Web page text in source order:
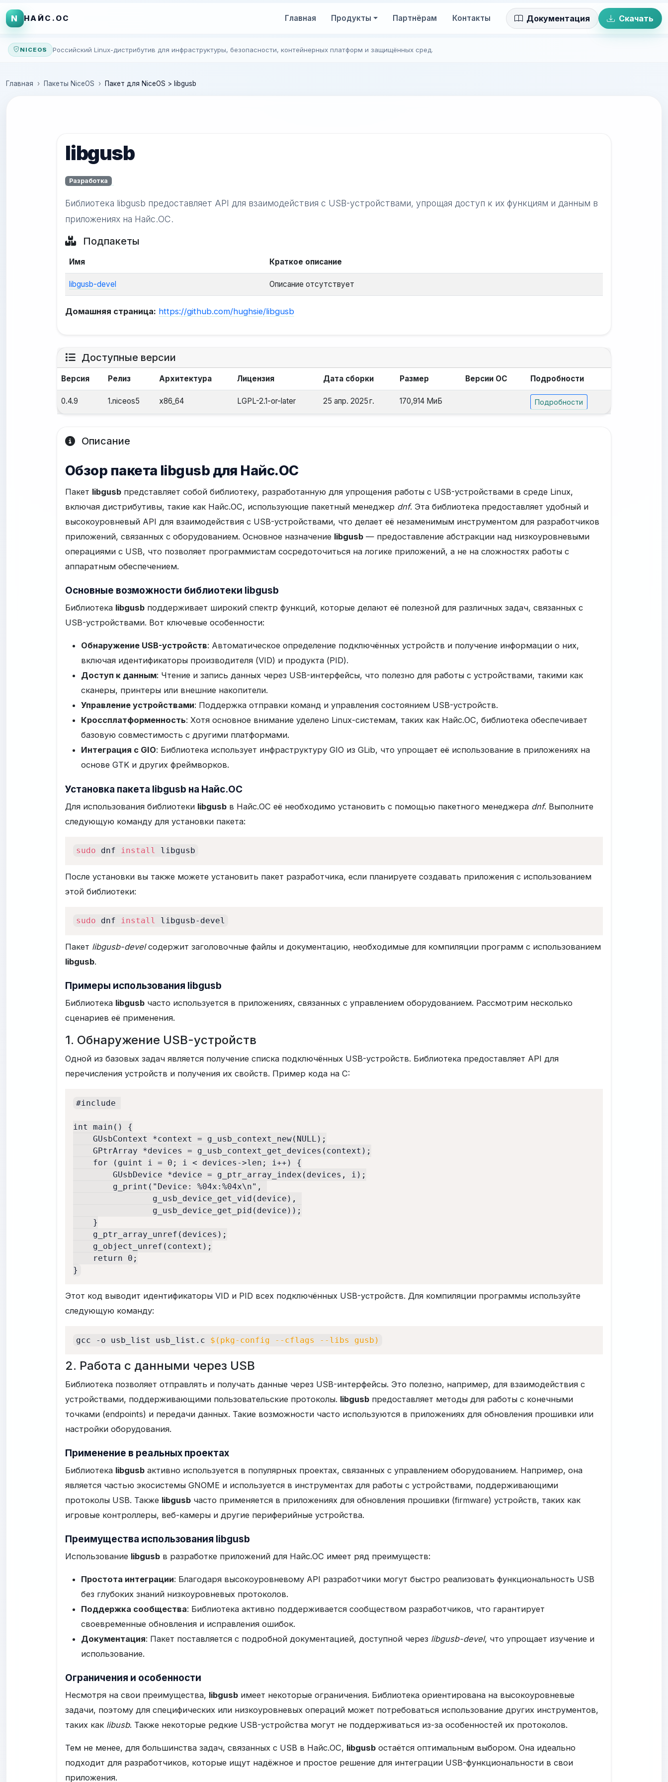
N НАЙС.ОС Главная Продукты Партнёрам Контакты Документация Скачать
NICEOS Российский Linux-дистрибутив для инфраструктуры, безопасности, контейнерных платформ и защищённых сред.
Главная Пакеты NiceOS Пакет для NiceOS > libgusb
libgusb
Разработка
Библиотека libgusb предоставляет API для взаимодействия с USB-устройствами, упрощая доступ к их функциям и данным в
приложениях на Найс.ОС.
Подпакеты
Имя Краткое описание
libgusb-devel Описание отсутствует
Домашняя страница: https://github.com/hughsie/libgusb
Доступные версии
Версия Релиз Архитектура Лицензия Дата сборки Размер Версии ОС Подробности
0.4.9 1.niceos5 x86_64 LGPL-2.1-or-later 25 апр. 2025 г. 170,914 МиБ Подробности
Описание
Обзор пакета libgusb для Найс.ОС
Пакет libgusb представляет собой библиотеку, разработанную для упрощения работы с USB-устройствами в среде Linux,
включая дистрибутивы, такие как Найс.ОС, использующие пакетный менеджер dnf. Эта библиотека предоставляет удобный и
высокоуровневый API для взаимодействия с USB-устройствами, что делает её незаменимым инструментом для разработчиков
приложений, связанных с оборудованием. Основное назначение libgusb — предоставление абстракции над низкоуровневыми
операциями с USB, что позволяет программистам сосредоточиться на логике приложений, а не на сложностях работы с
аппаратным обеспечением.
Основные возможности библиотеки libgusb
Библиотека libgusb поддерживает широкий спектр функций, которые делают её полезной для различных задач, связанных с
USB-устройствами. Вот ключевые особенности:
Обнаружение USB-устройств: Автоматическое определение подключённых устройств и получение информации о них,
включая идентификаторы производителя (VID) и продукта (PID).
Доступ к данным: Чтение и запись данных через USB-интерфейсы, что полезно для работы с устройствами, такими как
сканеры, принтеры или внешние накопители.
Управление устройствами: Поддержка отправки команд и управления состоянием USB-устройств.
Кроссплатформенность: Хотя основное внимание уделено Linux-системам, таких как Найс.ОС, библиотека обеспечивает
базовую совместимость с другими платформами.
Интеграция с GIO: Библиотека использует инфраструктуру GIO из GLib, что упрощает её использование в приложениях на
основе GTK и других фреймворков.
Установка пакета libgusb на Найс.ОС
Для использования библиотеки libgusb в Найс.ОС её необходимо установить с помощью пакетного менеджера dnf. Выполните
следующую команду для установки пакета:
sudo dnf install libgusb
После установки вы также можете установить пакет разработчика, если планируете создавать приложения с использованием
этой библиотеки:
sudo dnf install libgusb-devel
Пакет libgusb-develсодержит заголовочные файлы и документацию, необходимые для компиляции программ с использованием
libgusb.
Примеры использования libgusb
Библиотека libgusb часто используется в приложениях, связанных с управлением оборудованием. Рассмотрим несколько
сценариев её применения.
1. Обнаружение USB-устройств
Одной из базовых задач является получение списка подключённых USB-устройств. Библиотека предоставляет API для
перечисления устройств и получения их свойств. Пример кода на C:
#include
int main() {
    GUsbContext *context = g_usb_context_new(NULL);
    GPtrArray *devices = g_usb_context_get_devices(context);
    for (guint i = 0; i < devices->len; i++) {
        GUsbDevice *device = g_ptr_array_index(devices, i);
        g_print("Device: %04x:%04x\n",
                g_usb_device_get_vid(device),
                g_usb_device_get_pid(device));
    }
    g_ptr_array_unref(devices);
    g_object_unref(context);
    return 0;
}
Этот код выводит идентификаторы VID и PID всех подключённых USB-устройств. Для компиляции программы используйте
следующую команду:
gcc -o usb_list usb_list.c $( pkg-config --cflags --libs gusb )
2. Работа с данными через USB
Библиотека позволяет отправлять и получать данные через USB-интерфейсы. Это полезно, например, для взаимодействия с
устройствами, поддерживающими пользовательские протоколы. libgusb предоставляет методы для работы с конечными
точками (endpoints) и передачи данных. Такие возможности часто используются в приложениях для обновления прошивки или
настройки оборудования.
Применение в реальных проектах
Библиотека libgusb активно используется в популярных проектах, связанных с управлением оборудованием. Например, она
является частью экосистемы GNOME и используется в инструментах для работы с устройствами, поддерживающими
протоколы USB. Также libgusb часто применяется в приложениях для обновления прошивки (firmware) устройств, таких как
игровые контроллеры, веб-камеры и другие периферийные устройства.
Преимущества использования libgusb
Использование libgusb в разработке приложений для Найс.ОС имеет ряд преимуществ:
Простота интеграции: Благодаря высокоуровневому API разработчики могут быстро реализовать функциональность USB
без глубоких знаний низкоуровневых протоколов.
Поддержка сообщества: Библиотека активно поддерживается сообществом разработчиков, что гарантирует
своевременные обновления и исправления ошибок.
Документация: Пакет поставляется с подробной документацией, доступной через libgusb-devel, что упрощает изучение и
использование.
Ограничения и особенности
Несмотря на свои преимущества, libgusb имеет некоторые ограничения. Библиотека ориентирована на высокоуровневые
задачи, поэтому для специфических или низкоуровневых операций может потребоваться использование других инструментов,
таких как libusb. Также некоторые редкие USB-устройства могут не поддерживаться из-за особенностей их протоколов.
Тем не менее, для большинства задач, связанных с USB в Найс.ОС, libgusb остаётся оптимальным выбором. Она идеально
подходит для разработчиков, которые ищут надёжное и простое решение для интеграции USB-функциональности в свои
приложения.